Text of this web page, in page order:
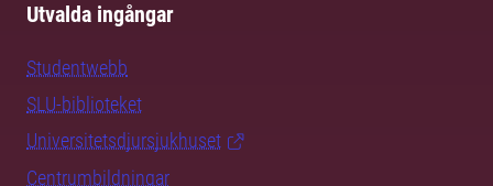
Utvalda ingångar
Studentwebb
SLU-biblioteket
Universitetsdjursjukhuset
Centrumbildningar